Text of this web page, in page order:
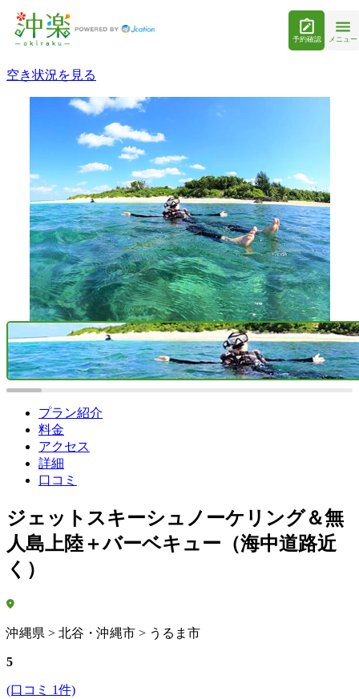
予約確認 メニュー
空き状況を見る
プラン紹介
料金
アクセス
詳細
口コミ
ジェットスキーシュノーケリング＆無
人島上陸＋バーベキュー（海中道路近
く）
沖縄県 > 北谷・沖縄市 > うるま市
5
(口コミ 1件)